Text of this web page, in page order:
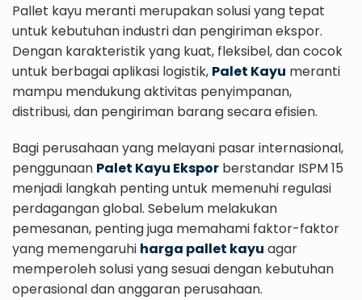
Pallet kayu meranti merupakan solusi yang tepat
untuk kebutuhan industri dan pengiriman ekspor.
Dengan karakteristik yang kuat, fleksibel, dan cocok
untuk berbagai aplikasi logistik, Palet Kayu meranti
mampu mendukung aktivitas penyimpanan,
distribusi, dan pengiriman barang secara efisien.
Bagi perusahaan yang melayani pasar internasional,
penggunaan Palet Kayu Ekspor berstandar ISPM 15
menjadi langkah penting untuk memenuhi regulasi
perdagangan global. Sebelum melakukan
pemesanan, penting juga memahami faktor-faktor
yang memengaruhi harga pallet kayu agar
memperoleh solusi yang sesuai dengan kebutuhan
operasional dan anggaran perusahaan.